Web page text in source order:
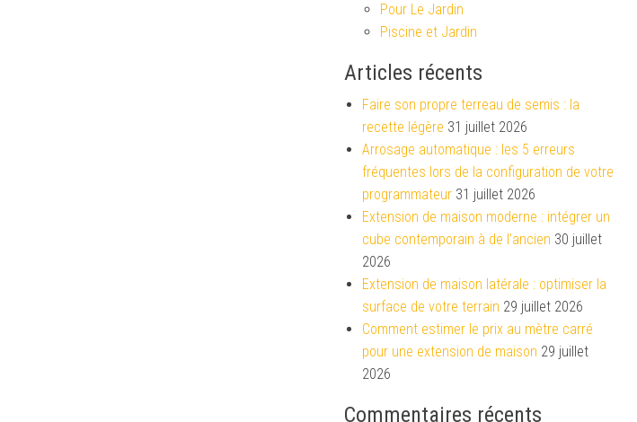
Pour Le Jardin
Piscine et Jardin
Articles récents
Faire son propre terreau de semis : la
recette légère 31 juillet 2026
Arrosage automatique : les 5 erreurs
fréquentes lors de la configuration de votre
programmateur 31 juillet 2026
Extension de maison moderne : intégrer un
cube contemporain à de l’ancien 30 juillet
2026
Extension de maison latérale : optimiser la
surface de votre terrain 29 juillet 2026
Comment estimer le prix au mètre carré
pour une extension de maison 29 juillet
2026
Commentaires récents